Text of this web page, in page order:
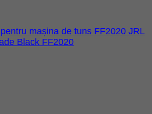
mașina de tuns FF2020 JRL
Black FF2020